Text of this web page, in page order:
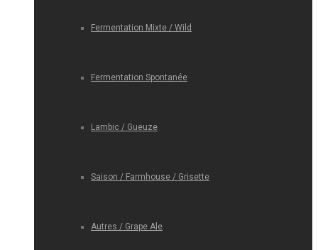
Fermentation Mixte / Wild
Fermentation Spontanée
Lambic / Gueuze
Saison / Farmhouse / Grisette
Autres / Grape Ale